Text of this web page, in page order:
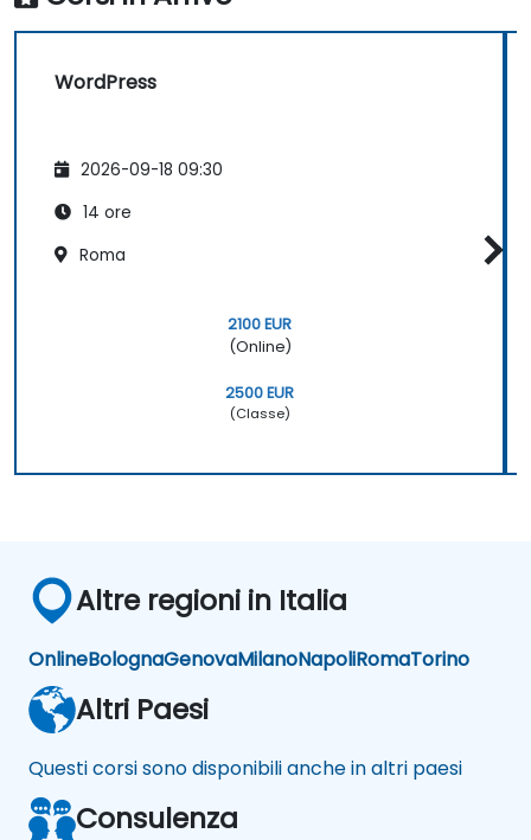
WordPress.org, selezionare e personalizzare
temi, gestire i plugin e configurare
correttamente le impostazioni del sito.
Questo corso aiuta chiunque a creare e
web.
WordPress
2026-09-18 09:30
14 ore
Roma
2100 EUR
(Online)
2500 EUR
(Classe)
Altre regioni in Italia
OnlineBolognaGenovaMilanoNapoliRomaTorino
Altri Paesi
Questi corsi sono disponibili anche in altri paesi
Consulenza